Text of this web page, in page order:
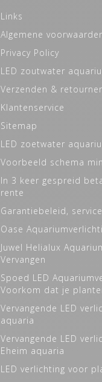
Links
Algemene
Privacy Policy
LED zoutwater
Verzenden &
Klantenservice
Sitemap
LED zoetwater
Voorbeeld schema
In 3 keer gespreid
rente
Garantiebeleid,
Oase
Juwel Helialux
Vervangen
Spoed LED
Voorkom dat je
Vervangende LED
aquaria
Vervangende LED
Eheim aquaria
LED verlichting voor